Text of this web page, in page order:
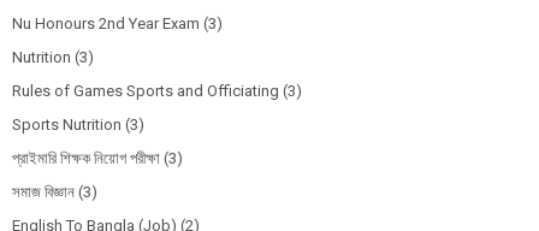
Nu Honours 2nd Year Exam (3)
Nutrition (3)
Rules of Games Sports and Officiating (3)
Sports Nutrition (3)
প্রাইমারি শিক্ষক নিয়োগ পরীক্ষা (3)
সমাজ বিজ্ঞান (3)
English To Bangla (Job) (2)